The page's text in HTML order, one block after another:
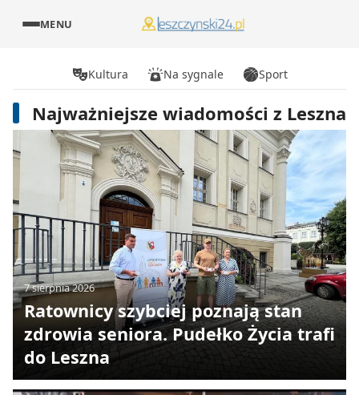
MENU
Kultura Na sygnale Sport
Najważniejsze wiadomości z Leszna
7 sierpnia 2026
Ratownicy szybciej poznają stan
zdrowia seniora. Pudełko Życia trafi
do Leszna